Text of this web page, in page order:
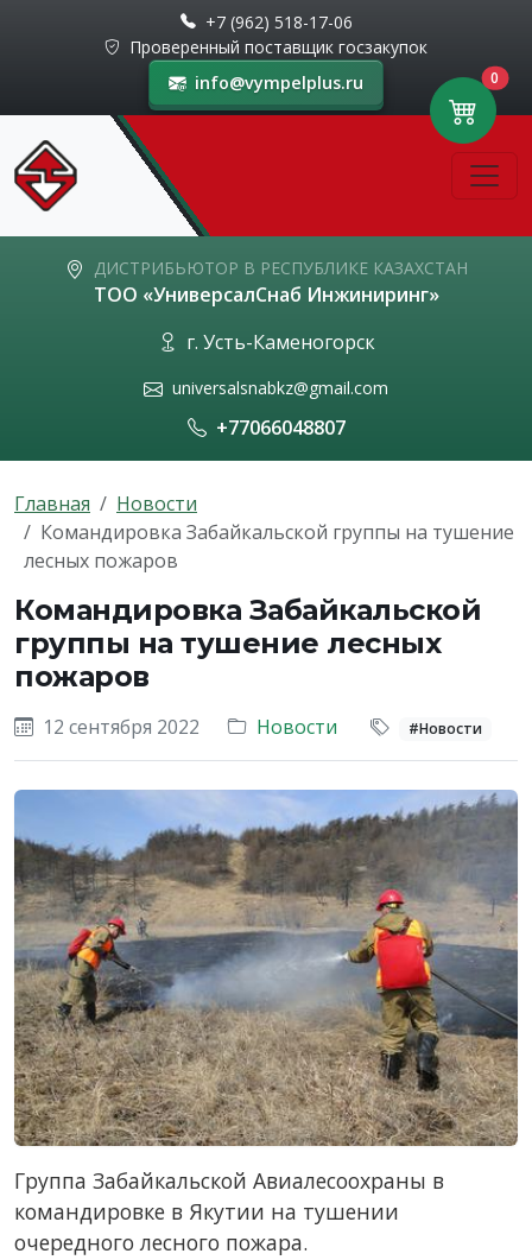
+7 (962) 518-17-06
Проверенный поставщик госзакупок
info@vympelplus.ru
ДИСТРИБЬЮТОР В РЕСПУБЛИКЕ КАЗАХСТАН
ТОО «УниверсалСнаб Инжиниринг»
г. Усть-Каменогорск
universalsnabkz@gmail.com
+77066048807
Главная
Новости
Командировка Забайкальской группы на тушение
лесных пожаров
Командировка Забайкальской
группы на тушение лесных
пожаров
12 сентября 2022 Новости #Новости
Группа Забайкальской Авиалесоохраны в
командировке в Якутии на тушении
очередного лесного пожара.
0